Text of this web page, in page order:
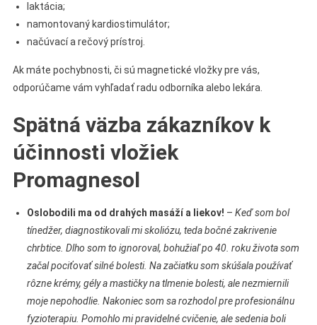
laktácia;
namontovaný kardiostimulátor;
načúvací a rečový prístroj.
Ak máte pochybnosti, či sú magnetické vložky pre vás,
odporúčame vám vyhľadať radu odborníka alebo lekára.
Spätná väzba zákazníkov k
účinnosti vložiek
Promagnesol
Oslobodili ma od drahých masáží a liekov! – Keď som bol
tínedžer, diagnostikovali mi skoliózu, teda bočné zakrivenie
chrbtice. Dlho som to ignoroval, bohužiaľ po 40. roku života som
začal pociťovať silné bolesti. Na začiatku som skúšala používať
rôzne krémy, gély a mastičky na tlmenie bolesti, ale nezmiernili
moje nepohodlie. Nakoniec som sa rozhodol pre profesionálnu
fyzioterapiu. Pomohlo mi pravidelné cvičenie, ale sedenia boli